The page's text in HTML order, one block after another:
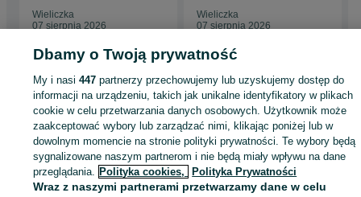
Wieliczka
07 sierpnia 2026
Wieliczka
07 sierpnia 2026
Strona główna Wypożyczalnia Urządzenia, maszyny i narzędzia
Ciężki
sprzęt budowlany
Podnośniki, zwyżki
Podnośniki, zwyżki - Małopolskie
Podnośniki, zwyżki - Wieliczka
KATEGORIA
ID:668699991 Wyświetlenia:
Dbamy o Twoją prywatność
My i nasi447 partnerzy przechowujemy lub uzyskujemy dostęp do
informacji na urządzeniu, takich jak unikalne identyfikatory w plikach
cookie w celu przetwarzania danych osobowych. Użytkownik może
zaakceptować wybory lub zarządzać nimi, klikając poniżej lub w
dowolnym momencie na stronie polityki prywatności. Te wybory będą
sygnalizowane naszym partnerom i nie będą miały wpływu na dane
przeglądania. Polityka cookies, Polityka Prywatności
Wraz z naszymi partnerami przetwarzamy dane w celu